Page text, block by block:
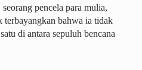
pencela para mulia,
terbayangkan bahwa ia tidak
di antara sepuluh bencana